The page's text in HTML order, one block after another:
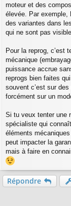
moteur et des
élevée. Par exemple,
des variantes dans
qui ne sont pas
Pour la reprog, c’est
mécanique
puissance accrue
reprogs bien faites
souvent c’est sur
forcément sur un
Si tu veux tenter une
spécialiste qui
éléments
peut impacter la
mais à faire en
Répondre